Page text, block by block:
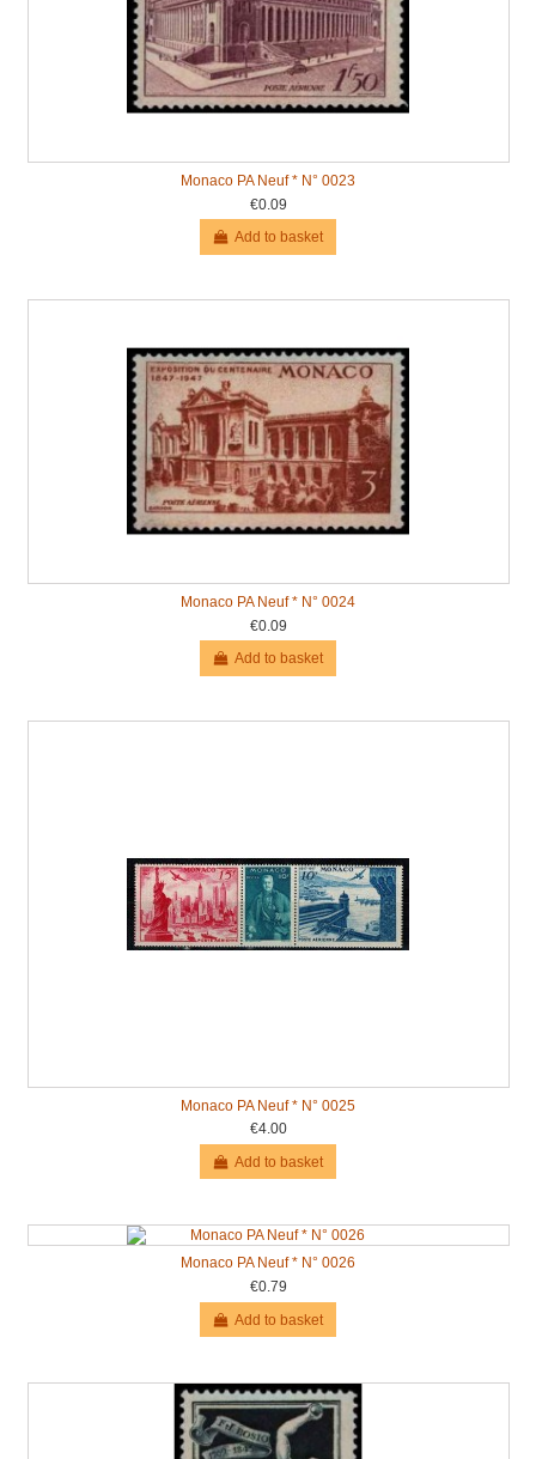
Monaco PA Neuf * N° 0023
€0.09
Add to basket
Monaco PA Neuf * N° 0024
€0.09
Add to basket
Monaco PA Neuf * N° 0025
€4.00
Add to basket
Monaco PA Neuf * N° 0026
€0.79
Add to basket